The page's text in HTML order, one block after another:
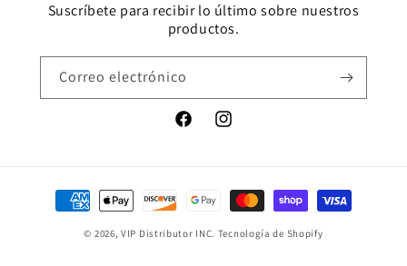
Suscríbete para recibir lo último sobre nuestros
productos.
Correo electrónico
FacebookInstagram
Formas
de
© 2026,VIP Distributor INC. Tecnología de Shopify